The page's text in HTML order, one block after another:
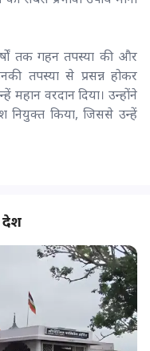
तक गहन तपस्या की और
तपस्या से प्रसन्न होकर
वरदान दिया। उन्होंने
नियुक्त किया, जिससे उन्हें
देश